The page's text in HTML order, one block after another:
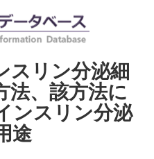
スリン分泌細
法、該方法に
ンスリン分泌
途